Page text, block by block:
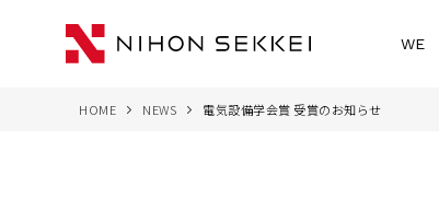
WE
HOME NEWS 電気設備学会賞 受賞のお知らせ